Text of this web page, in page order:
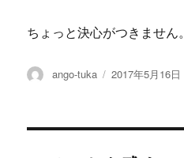
ちょっと決心がつきません。
投
ango-tuka
投
2017年5月16日